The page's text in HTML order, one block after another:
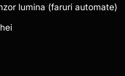
lumina (faruri automate)